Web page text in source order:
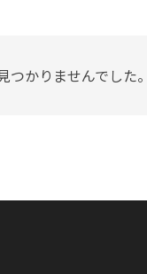
つかりませんでした。